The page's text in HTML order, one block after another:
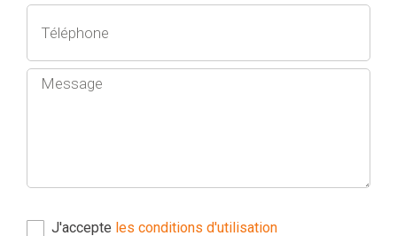
J'accepte les conditions d'utilisation